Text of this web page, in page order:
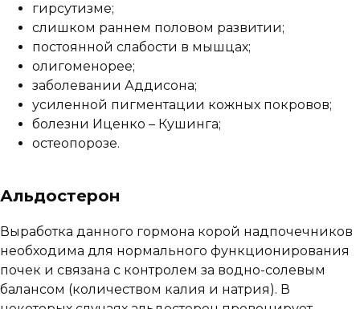
гирсутизме;
слишком раннем половом развитии;
постоянной слабости в мышцах;
олигоменорее;
заболевании Аддисона;
усиленной пигментации кожных покровов;
болезни Иценко – Кушинга;
остеопорозе.
Альдостерон
Выработка данного гормона корой надпочечников
необходима для нормального функционирования
почек и связана с контролем за водно-солевым
балансом (количеством калия и натрия). В